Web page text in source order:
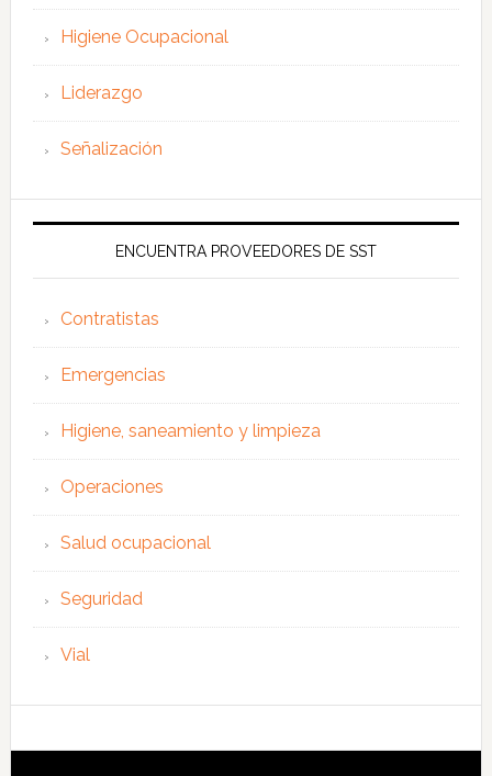
Higiene Ocupacional
Liderazgo
Señalización
ENCUENTRA PROVEEDORES DE SST
Contratistas
Emergencias
Higiene, saneamiento y limpieza
Operaciones
Salud ocupacional
Seguridad
Vial